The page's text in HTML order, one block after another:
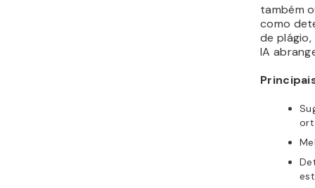
também
como
de
IA